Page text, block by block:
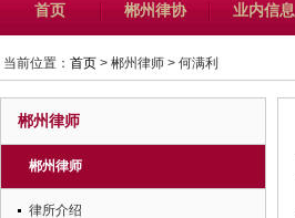
首页 郴州律协 业内信息
当前位置： 首页 > 郴州律师 > 何满利
郴州律师
郴州律师
律所介绍